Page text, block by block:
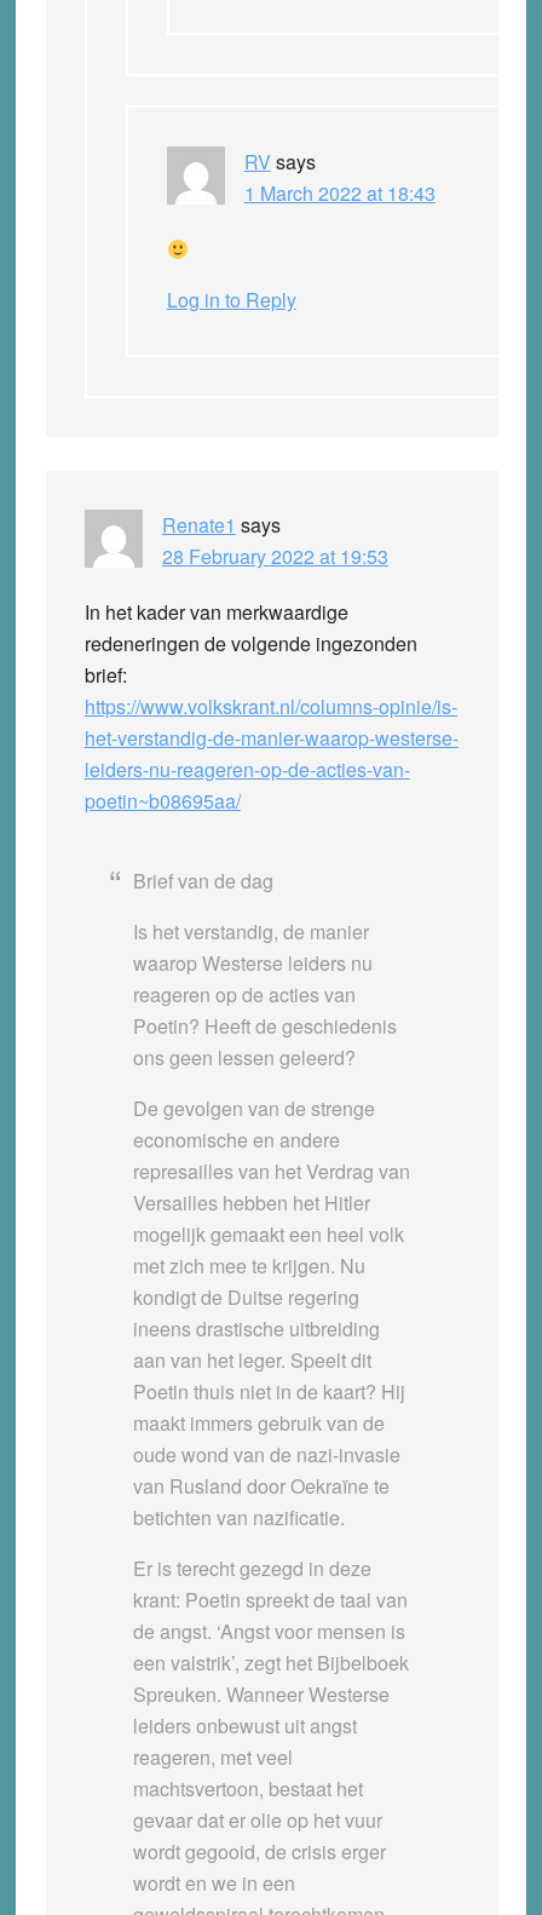
RV says
1 March 2022 at 18:43
Log in to Reply
Renate1 says
28 February 2022 at 19:53
In het kader van merkwaardige
redeneringen de volgende ingezonden
brief:
https://www.volkskrant.nl/columns-opinie/is-
het-verstandig-de-manier-waarop-westerse-
leiders-nu-reageren-op-de-acties-van-
poetin~b08695aa/
Brief van de dag
Is het verstandig, de manier
waarop Westerse leiders nu
reageren op de acties van
Poetin? Heeft de geschiedenis
ons geen lessen geleerd?
De gevolgen van de strenge
economische en andere
represailles van het Verdrag van
Versailles hebben het Hitler
mogelijk gemaakt een heel volk
met zich mee te krijgen. Nu
kondigt de Duitse regering
ineens drastische uitbreiding
aan van het leger. Speelt dit
Poetin thuis niet in de kaart? Hij
maakt immers gebruik van de
oude wond van de nazi-invasie
van Rusland door Oekraïne te
betichten van nazificatie.
Er is terecht gezegd in deze
krant: Poetin spreekt de taal van
de angst. ‘Angst voor mensen is
een valstrik’, zegt het Bijbelboek
Spreuken. Wanneer Westerse
leiders onbewust uit angst
reageren, met veel
machtsvertoon, bestaat het
gevaar dat er olie op het vuur
wordt gegooid, de crisis erger
wordt en we in een